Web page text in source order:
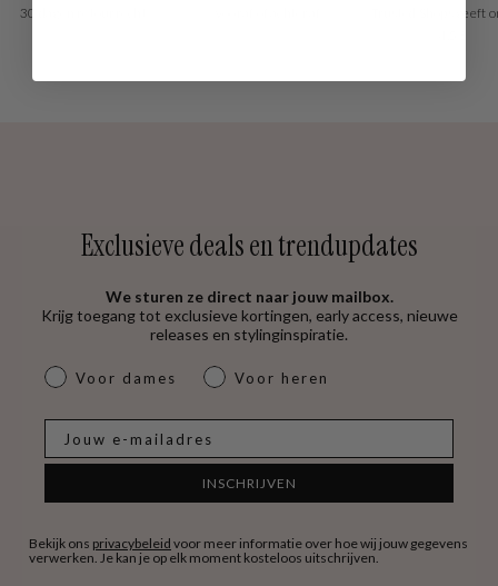
30 dagen retourrecht
Trusted Shops geeft
Exclusieve deals en trendupdates
We sturen ze direct naar jouw mailbox.
Krijg toegang tot exclusieve kortingen, early access, nieuwe
releases en stylinginspiratie.
dames & heren
Voor dames Voor heren
INSCHRIJVEN
Bekijk ons privacybeleid voor meer informatie over hoe wij jouw gegevens
verwerken. Je kan je op elk moment kosteloos uitschrijven.